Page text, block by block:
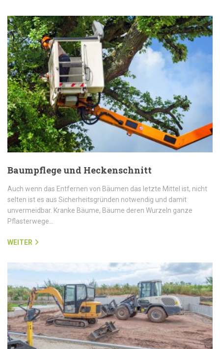
Baumpflege und Heckenschnitt
Auch wenn das Entfernen von Bäumen das letzte Mittel ist, nicht
selten ist es aus Sicherheitsgründen notwendig und damit
unvermeidbar. Kranke Bäume, Bäume deren Wurzeln ganze
Pflasterwege…
WEITER